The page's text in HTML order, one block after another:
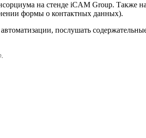
на стенде iCAM Group.
формы о контактных данных).
послушать